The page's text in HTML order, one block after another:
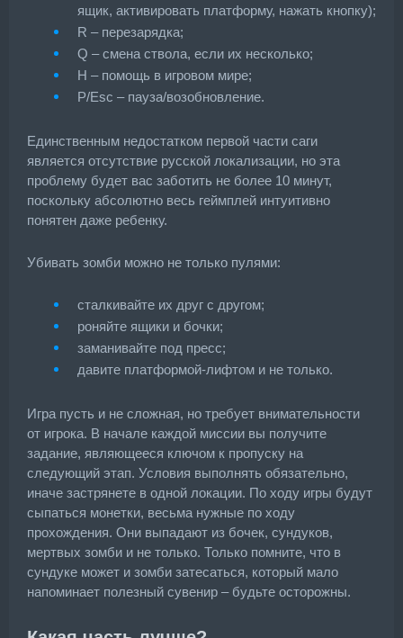
ящик, активировать платформу, нажать кнопку);
R – перезарядка;
Q – смена ствола, если их несколько;
H – помощь в игровом мире;
P/Esc – пауза/возобновление.
Единственным недостатком первой части саги
является отсутствие русской локализации, но эта
проблему будет вас заботить не более 10 минут,
поскольку абсолютно весь геймплей интуитивно
понятен даже ребенку.
Убивать зомби можно не только пулями:
сталкивайте их друг с другом;
роняйте ящики и бочки;
заманивайте под пресс;
давите платформой-лифтом и не только.
Игра пусть и не сложная, но требует внимательности
от игрока. В начале каждой миссии вы получите
задание, являющееся ключом к пропуску на
следующий этап. Условия выполнять обязательно,
иначе застрянете в одной локации. По ходу игры будут
сыпаться монетки, весьма нужные по ходу
прохождения. Они выпадают из бочек, сундуков,
мертвых зомби и не только. Только помните, что в
сундуке может и зомби затесаться, который мало
напоминает полезный сувенир – будьте осторожны.